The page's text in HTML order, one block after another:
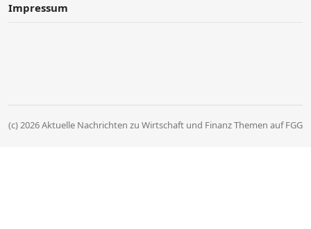
Impressum
(c) 2026 Aktuelle Nachrichten zu Wirtschaft und Finanz Themen auf FGG